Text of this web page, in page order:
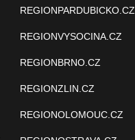
REGIONPARDUBICKO.CZ
REGIONVYSOCINA.CZ
REGIONBRNO.CZ
REGIONZLIN.CZ
REGIONOLOMOUC.CZ